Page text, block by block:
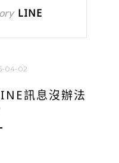
LINE
04-02
訊息沒辦法